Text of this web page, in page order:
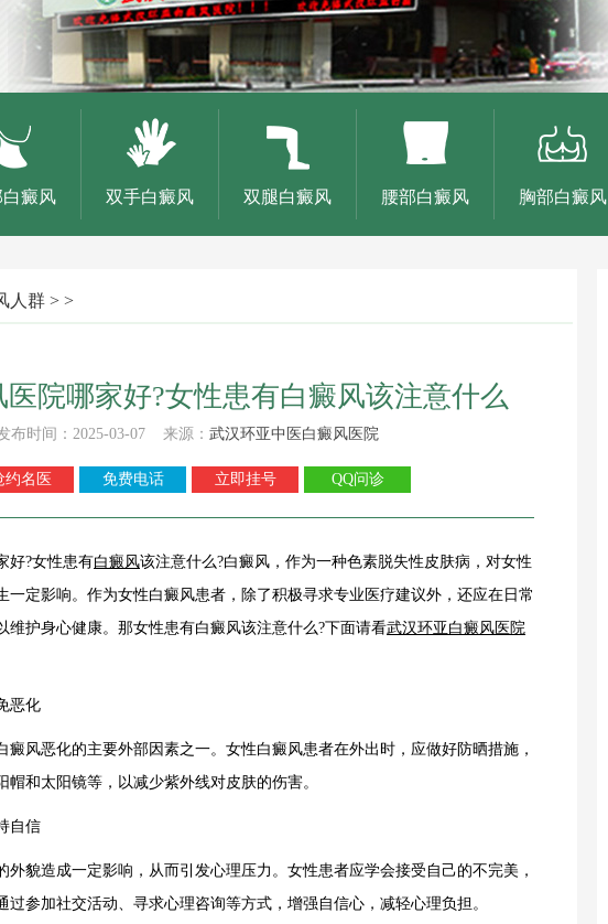
癜风 双手白癜风 双腿白癜风 腰部白癜风 胸部白癜风
人群 > >
院哪家好?女性患有白癜风该注意什么
布时间：2025-03-07 来源： 武汉环亚中医白癜风医院
约名医 免费电话 立即挂号 QQ问诊
好?女性患有白癜风该注意什么?白癜风，作为一种色素脱失性皮肤病，对女性
一定影响。作为女性白癜风患者，除了积极寻求专业医疗建议外，还应在日常
维护身心健康。那女性患有白癜风该注意什么?下面请看武汉环亚白癜风医院
恶化
风恶化的主要外部因素之一。女性白癜风患者在外出时，应做好防晒措施，
帽和太阳镜等，以减少紫外线对皮肤的伤害。
自信
貌造成一定影响，从而引发心理压力。女性患者应学会接受自己的不完美，
过参加社交活动、寻求心理咨询等方式，增强自信心，减轻心理负担。